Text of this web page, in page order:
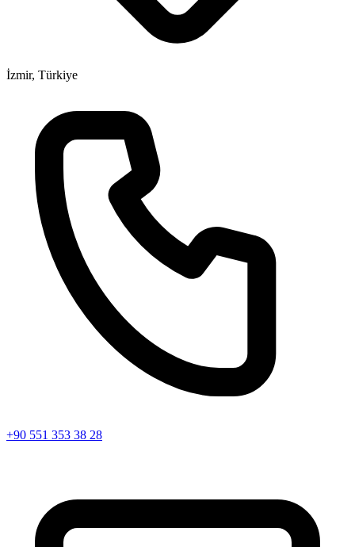
İzmir, Türkiye
+90 551 353 38 28